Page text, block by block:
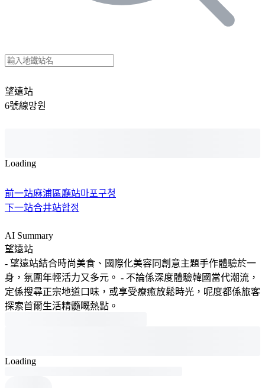
望遠站
6號線망원
Loading
前一站麻浦區廳站마포구청
下一站合井站합정
AI Summary
望遠站
- 望遠站結合時尚美食、國際化美容同創意主題手作體驗於一
身，氛圍年輕活力又多元。 - 不論係深度體驗韓國當代潮流，
定係搜尋正宗地道口味，或享受療癒放鬆時光，呢度都係旅客
探索首爾生活精髓嘅熱點。
Loading